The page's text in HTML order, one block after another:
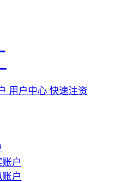
用户中心 快速注资
户
户